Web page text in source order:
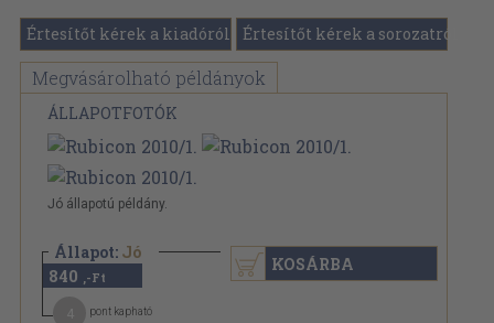
Értesítőt kérek a kiadóról Értesítőt kérek a sorozatról
Megvásárolható példányok
ÁLLAPOTFOTÓK
Jó állapotú példány.
Állapot: Jó
840 ,-Ft
pont kapható
KOSÁRBA